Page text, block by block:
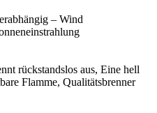
– Wind
rückstandslos aus, Eine hell
Flamme, Qualitätsbrenner